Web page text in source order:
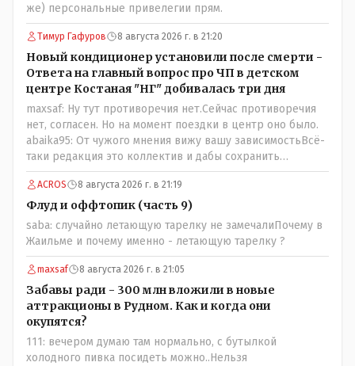
же) персональные привелегии прям.
Тимур Гафуров 8 августа 2026 г. в 21:20
Новый кондиционер установили после смерти -
Ответа на главный вопрос про ЧП в детском
центре Костаная "НГ" добивалась три дня
maxsaf: Ну тут противоречия нет.Сейчас противоречия
нет, согласен. Но на момент поездки в центр оно было.
abaika95: От чужого мнения вижу вашу зависимостьВсё-
таки редакция это коллектив и дабы сохранить
профессиональное лицо можно было бы и указать
Общественному объединению на не корректность
высказываний о вас в том тоне в котором была та
публикация.В комментарии от ОО было и мнение, и
факт. На мнение я ответил там же. В том же тоне
отвечать не намерен, но акценты расставил. А вот факт
нужно было проверить. Что мы и сделали. И если это вы
называете зависимостью, то у меня другое
представление об этом термине.
ACROS 8 августа 2026 г. в 21:19
Флуд и оффтопик (часть 9)
saba: случайно летающую тарелку не замечалиПочему в
Жаильме и почему именно - летающую тарелку ?
maxsaf 8 августа 2026 г. в 21:05
Забавы ради - 300 млн вложили в новые
аттракционы в Рудном. Как и когда они
окупятся?
111: вечером думаю там нормально, с бутылкой
холодного пивка посидеть можно..Нельзя